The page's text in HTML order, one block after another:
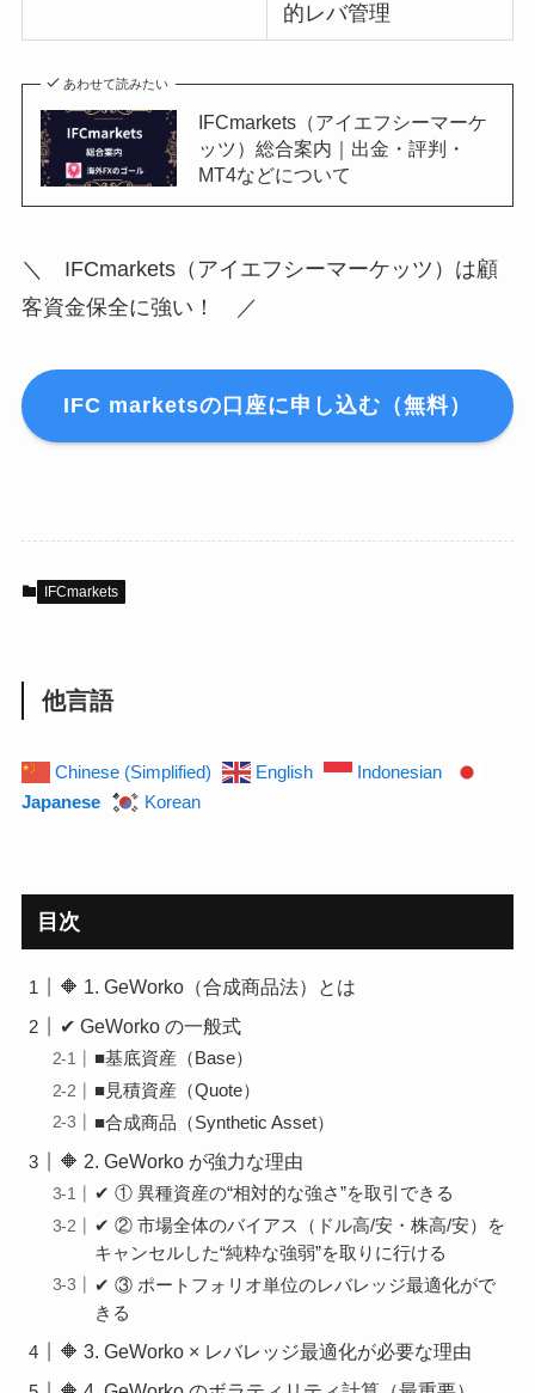
的レバ管理
あわせて読みたい
IFCmarkets（アイエフシーマーケ
ッツ）総合案内｜出金・評判・
MT4などについて
＼ IFCmarkets（アイエフシーマーケッツ）は顧
客資金保全に強い！ ／
IFC marketsの口座に申し込む（無料）
IFCmarkets
他言語
Chinese (Simplified) English
Indonesian
Japanese
Korean
目次
🔶 1. GeWorko（合成商品法）とは
✔ GeWorko の一般式
■基底資産（Base）
■見積資産（Quote）
■合成商品（Synthetic Asset）
🔶 2. GeWorko が強力な理由
✔ ① 異種資産の“相対的な強さ”を取引できる
✔ ② 市場全体のバイアス（ドル高/安・株高/安）を
キャンセルした“純粋な強弱”を取りに行ける
✔ ③ ポートフォリオ単位のレバレッジ最適化がで
きる
🔶 3. GeWorko × レバレッジ最適化が必要な理由